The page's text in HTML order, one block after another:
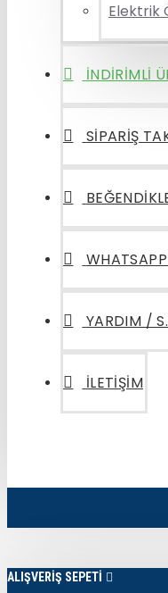
Elektrik
İNDIRIMLI
SIPARIŞ
YARDIM /
İLETIŞIM
ALIŞVERİŞ SEPETİ